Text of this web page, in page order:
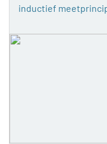
inductief